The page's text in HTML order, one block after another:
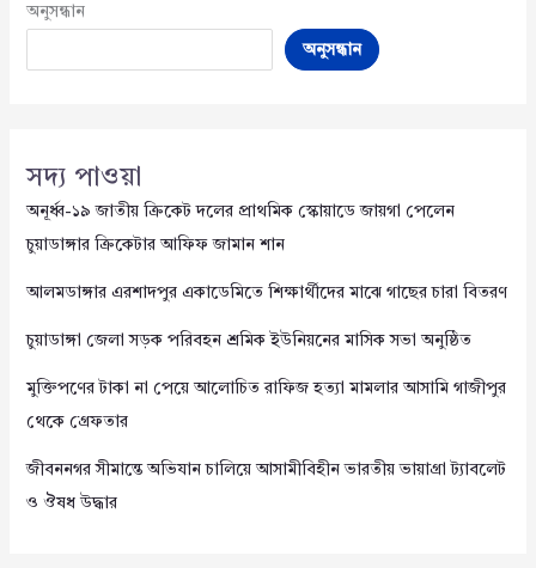
অনুসন্ধান
অনুসন্ধান
সদ্য পাওয়া
অনূর্ধ্ব-১৯ জাতীয় ক্রিকেট দলের প্রাথমিক স্কোয়াডে জায়গা পেলেন
চুয়াডাঙ্গার ক্রিকেটার আফিফ জামান শান
আলমডাঙ্গার এরশাদপুর একাডেমিতে শিক্ষার্থীদের মাঝে গাছের চারা বিতরণ
চুয়াডাঙ্গা জেলা সড়ক পরিবহন শ্রমিক ইউনিয়নের মাসিক সভা অনুষ্ঠিত
মুক্তিপণের টাকা না পেয়ে আলোচিত রাফিজ হত্যা মামলার আসামি গাজীপুর
থেকে গ্রেফতার
জীবননগর সীমান্তে অভিযান চালিয়ে আসামীবিহীন ভারতীয় ভায়াগ্রা ট্যাবলেট
ও ঔষধ উদ্ধার